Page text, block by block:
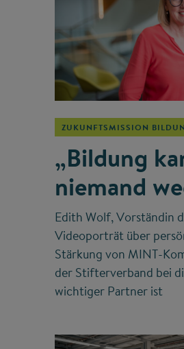
ZUKUNFTSMISSION
„Bildung
niemand
Edith Wolf, Vorständin
Videoporträt über
Stärkung von MINT-
der Stifterverband bei
wichtiger Partner ist